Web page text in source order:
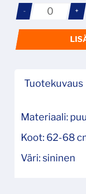
- +
Tuotekuvaus
Materiaali:
Koot: 62-68
Väri: sininen